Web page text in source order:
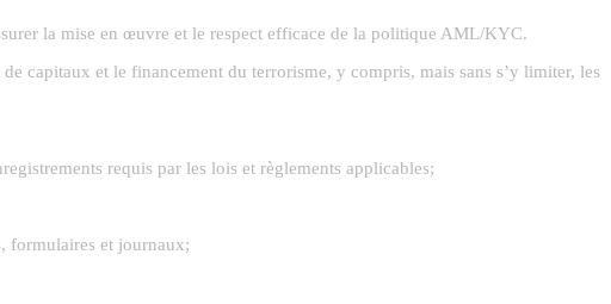
la mise en œuvre et le respect efficace de la politique AML/KYC.
capitaux et le financement du terrorisme, y compris, mais sans s’y limiter, les
requis par les lois et règlements applicables;
formulaires et journaux;